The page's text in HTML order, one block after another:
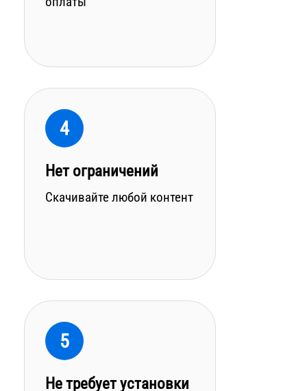
4
Нет ограничений
Скачивайте любой контент
5
Не требует установки